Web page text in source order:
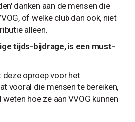
danken aan de mensen die
of welke club dan ook, niet
alleen.
tijds-bijdrage, is een must-
deze oproep voor het
vooral die mensen te bereiken,
hoe ze aan VVOG kunnen